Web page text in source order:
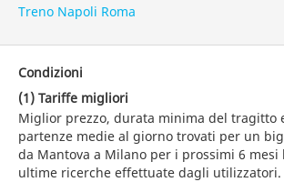
Treno Napoli Roma
Condizioni
(1) Tariffe migliori
Miglior prezzo, durata minima del tragitto
partenze medie al giorno trovati per un
da Mantova a Milano per i prossimi 6 mesi
ultime ricerche effettuate dagli utilizzatori.